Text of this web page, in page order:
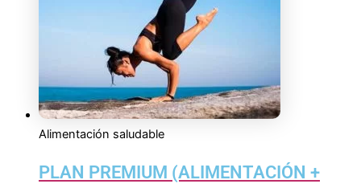
Alimentación saludable
PLAN PREMIUM (ALIMENTACIÓN +